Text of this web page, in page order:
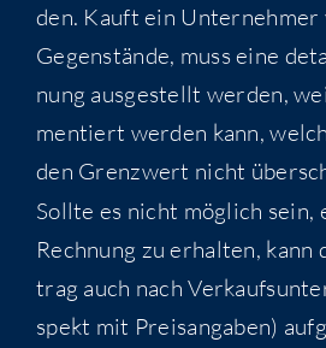
den. Kauft ein Unter­neh­mer
Gegen­stän­de, muss eine
nung aus­ge­stellt wer­den,
men­tiert wer­den kann,
den Grenz­wert nicht
Soll­te es nicht mög­lich
Rech­nung zu erhal­ten,
trag auch nach
spekt mit Preis­an­ga­ben)